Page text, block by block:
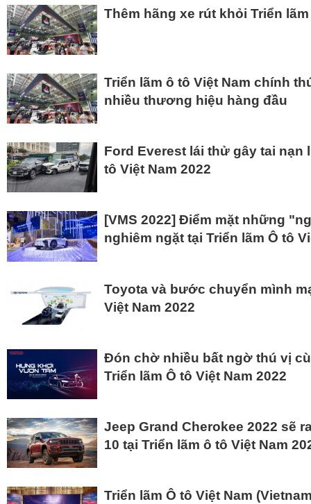
Thêm hãng xe rút khỏi Triển
Triển lãm ô tô Việt Nam chính
nhiều thương hiệu hàng đầu
Ford Everest lái thử gây tai nạn
tô Việt Nam 2022
[VMS 2022] Điểm mặt những
nghiêm ngặt tại Triển lãm Ô tô
Toyota và bước chuyển mình
Việt Nam 2022
Đón chờ nhiều bất ngờ thú vị
Triển lãm Ô tô Việt Nam 2022
Jeep Grand Cherokee 2022 sẽ
10 tại Triển lãm ô tô Việt Nam
Triển lãm Ô tô Việt Nam